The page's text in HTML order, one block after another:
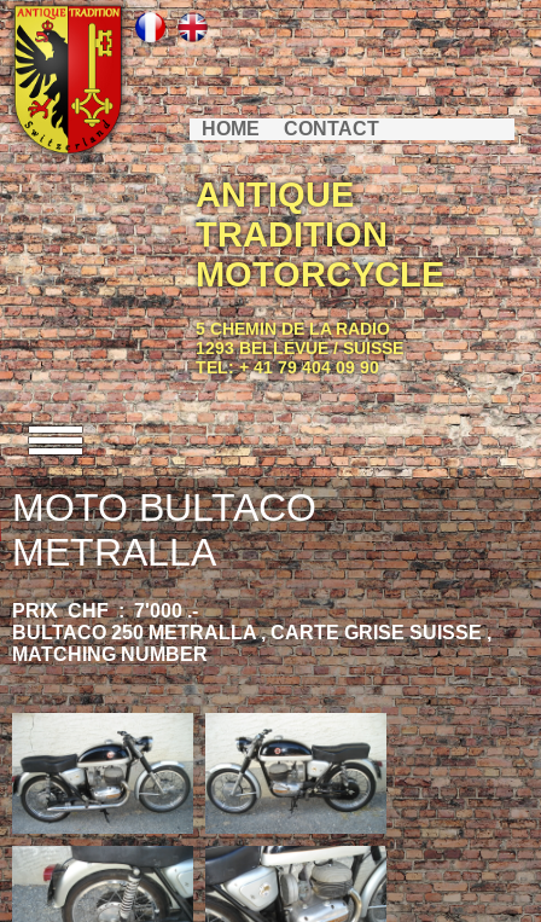
HOME CONTACT
ANTIQUE
TRADITION
MOTORCYCLE
5 CHEMIN DE LA RADIO
1293 BELLEVUE / SUISSE
TEL: + 41 79 404 09 90
MOTO BULTACO
METRALLA
PRIX CHF : 7'000 .-
BULTACO 250 METRALLA , CARTE GRISE SUISSE ,
MATCHING NUMBER